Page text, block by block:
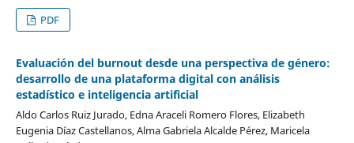
PDF
Evaluación del burnout desde una perspectiva de género:
desarrollo de una plataforma digital con análisis
estadístico e inteligencia artificial
Aldo Carlos Ruiz Jurado, Edna Araceli Romero Flores, Elizabeth
Eugenia Díaz Castellanos, Alma Gabriela Alcalde Pérez, Maricela